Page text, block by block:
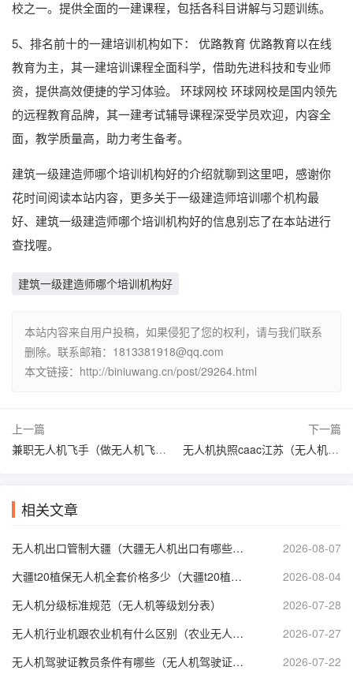
校之一。提供全面的一建课程，包括各科目讲解与习题训练。
5、排名前十的一建培训机构如下： 优路教育 优路教育以在线
教育为主，其一建培训课程全面科学，借助先进科技和专业师
资，提供高效便捷的学习体验。 环球网校 环球网校是国内领先
的远程教育品牌，其一建考试辅导课程深受学员欢迎，内容全
面，教学质量高，助力考生备考。
建筑一级建造师哪个培训机构好的介绍就聊到这里吧，感谢你
花时间阅读本站内容，更多关于一级建造师培训哪个机构最
好、建筑一级建造师哪个培训机构好的信息别忘了在本站进行
查找喔。
建筑一级建造师哪个培训机构好
本站内容来自用户投稿，如果侵犯了您的权利，请与我们联系
删除。联系邮箱：1813381918@qq.com
本文链接：http://biniuwang.cn/post/29264.html
上一篇
兼职无人机飞手（做无人机飞手赚钱吗）
下一篇
无人机执照caac江苏（无人机执照怎么考取）
相关文章
无人机出口管制大疆（大疆无人机出口有哪些管制）
2026-08-07
大疆t20植保无人机全套价格多少（大疆t20植保无人机技术参数）
2026-08-04
无人机分级标准规范（无人机等级划分表）
2026-07-28
无人机行业机跟农业机有什么区别（农业无人机属于什么分类）
2026-07-27
无人机驾驶证教员条件有哪些（无人机驾驶证培训师资要求）
2026-07-22